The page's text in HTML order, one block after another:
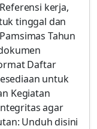
kerja,
tinggal dan
Tahun
Daftar
untuk
Kegiatan
agar
Unduh disini